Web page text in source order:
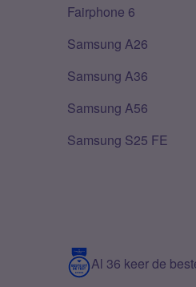
Fairphone 6
Samsung A26
Samsung A36
Samsung A56
Samsung S25 FE
Al 36 keer de